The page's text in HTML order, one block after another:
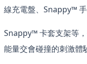
線充電盤、Snappy™ 手
Snappy™ 卡套支架等
能量交會碰撞的刺激體